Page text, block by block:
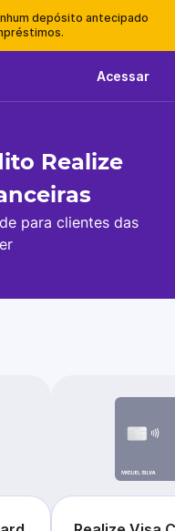
depósito antecipado
Acessar
Realize
para clientes das